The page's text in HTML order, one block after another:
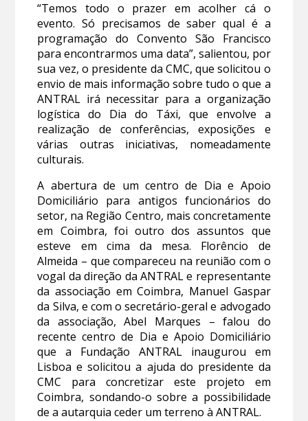
“Temos todo o prazer em acolher cá o
evento. Só precisamos de saber qual é a
programação do Convento São Francisco
para encontrarmos uma data”, salientou, por
sua vez, o presidente da CMC, que solicitou o
envio de mais informação sobre tudo o que a
ANTRAL irá necessitar para a organização
logística do Dia do Táxi, que envolve a
realização de conferências, exposições e
várias outras iniciativas, nomeadamente
culturais.
A abertura de um centro de Dia e Apoio
Domiciliário para antigos funcionários do
setor, na Região Centro, mais concretamente
em Coimbra, foi outro dos assuntos que
esteve em cima da mesa. Florêncio de
Almeida – que compareceu na reunião com o
vogal da direção da ANTRAL e representante
da associação em Coimbra, Manuel Gaspar
da Silva, e com o secretário-geral e advogado
da associação, Abel Marques – falou do
recente centro de Dia e Apoio Domiciliário
que a Fundação ANTRAL inaugurou em
Lisboa e solicitou a ajuda do presidente da
CMC para concretizar este projeto em
Coimbra, sondando-o sobre a possibilidade
de a autarquia ceder um terreno à ANTRAL.